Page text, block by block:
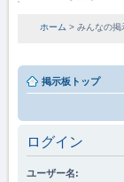
ホーム > みんなの掲
掲示板トップ
ログイン
ユーザー名: